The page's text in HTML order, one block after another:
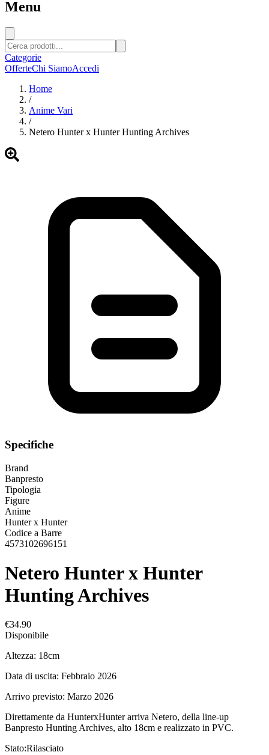
Menu
Categorie
OfferteChi SiamoAccedi
Home
/
Anime Vari
/
Netero Hunter x Hunter Hunting Archives
Specifiche
Brand
Banpresto
Tipologia
Figure
Anime
Hunter x Hunter
Codice a Barre
4573102696151
Netero Hunter x Hunter
Hunting Archives
€34.90
Disponibile
Altezza: 18cm
Data di uscita: Febbraio 2026
Arrivo previsto: Marzo 2026
Direttamente da HunterxHunter arriva Netero, della line-up
Banpresto Hunting Archives, alto 18cm e realizzato in PVC.
Stato:Rilasciato